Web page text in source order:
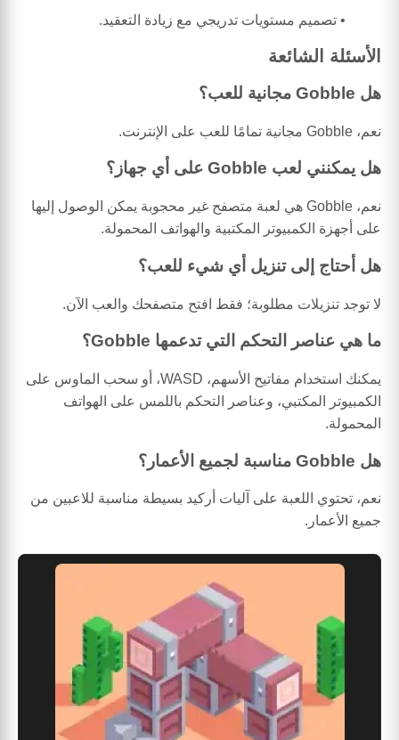
تصميم مستويات تدريجي مع زيادة التعقيد.
الأسئلة الشائعة
هل Gobble مجانية للعب؟
نعم، Gobble مجانية تمامًا للعب على الإنترنت.
هل يمكنني لعب Gobble على أي جهاز؟
نعم، Gobble هي لعبة متصفح غير محجوبة يمكن الوصول إليها
على أجهزة الكمبيوتر المكتبية والهواتف المحمولة.
هل أحتاج إلى تنزيل أي شيء للعب؟
لا توجد تنزيلات مطلوبة؛ فقط افتح متصفحك والعب الآن.
ما هي عناصر التحكم التي تدعمها Gobble؟
يمكنك استخدام مفاتيح الأسهم، WASD، أو سحب الماوس على
الكمبيوتر المكتبي، وعناصر التحكم باللمس على الهواتف
المحمولة.
هل Gobble مناسبة لجميع الأعمار؟
نعم، تحتوي اللعبة على آليات أركيد بسيطة مناسبة للاعبين من
جميع الأعمار.